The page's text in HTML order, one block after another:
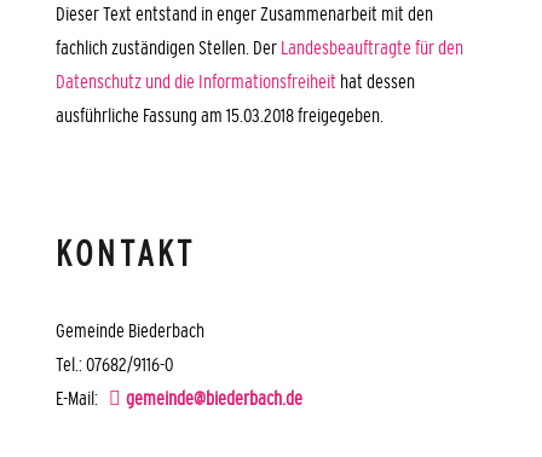
Dieser Text entstand in enger Zusammenarbeit mit den
fachlich zuständigen Stellen. Der Landesbeauftragte für den
Datenschutz und die Informationsfreiheit hat dessen
ausführliche Fassung am 15.03.2018 freigegeben.
KONTAKT
Gemeinde Biederbach
Tel.: 07682/9116-0
E-Mail:
gemeinde@biederbach.de